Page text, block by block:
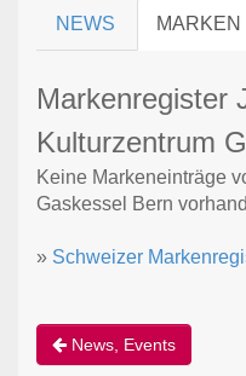
NEWS MARKEN
Markenregister
Kulturzentrum
Keine Markeneinträge
Gaskessel Bern
» Schweizer
News, Events